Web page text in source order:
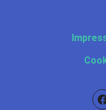
MICH
MEINE